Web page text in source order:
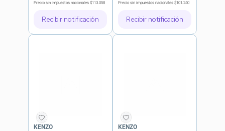
Precio sin impuestos nacionales $113.058
Recibir notificación
Precio sin impuestos nacionales $101.240
Recibir notificación
KENZO
KENZO